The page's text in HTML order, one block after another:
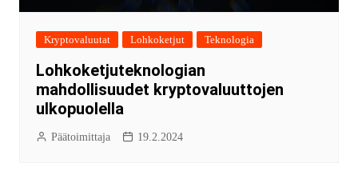
Kryptovaluutat Lohkoketjut Teknologia
Lohkoketjuteknologian
mahdollisuudet kryptovaluuttojen
ulkopuolella
Päätoimittaja 19.2.2024